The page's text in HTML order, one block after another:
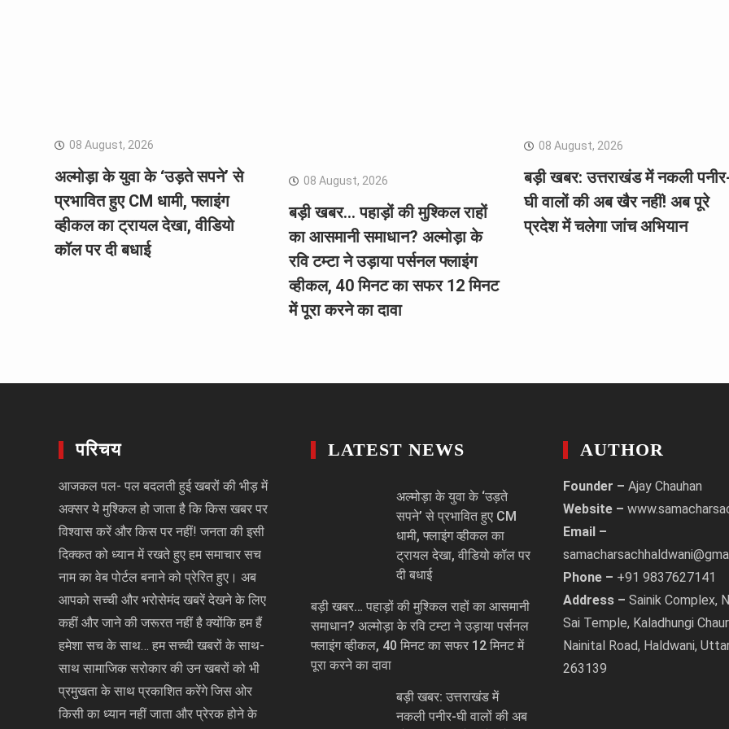
08 August, 2026
अल्मोड़ा के युवा के ‘उड़ते सपने’ से
प्रभावित हुए CM धामी, फ्लाइंग
व्हीकल का ट्रायल देखा, वीडियो
कॉल पर दी बधाई
08 August, 2026
बड़ी खबर… पहाड़ों की मुश्किल राहों
का आसमानी समाधान? अल्मोड़ा के
रवि टम्टा ने उड़ाया पर्सनल फ्लाइंग
व्हीकल, 40 मिनट का सफर 12 मिनट
में पूरा करने का दावा
08 August, 2026
बड़ी खबर: उत्तराखंड में नकली
घी वालों की अब खैर नहीं! अब पूरे
प्रदेश में चलेगा जांच अभियान
परिचय
आजकल पल- पल बदलती हुई खबरों की भीड़ में
अक्सर ये मुश्किल हो जाता है कि किस खबर पर
विश्वास करें और किस पर नहीं! जनता की इसी
दिक्कत को ध्यान में रखते हुए हम समाचार सच
नाम का वेब पोर्टल बनाने को प्रेरित हुए। अब
आपको सच्ची और भरोसेमंद खबरें देखने के लिए
कहीं और जाने की जरूरत नहीं है क्योंकि हम हैं
हमेशा सच के साथ… हम सच्ची खबरों के साथ-
साथ सामाजिक सरोकार की उन खबरों को भी
प्रमुखता के साथ प्रकाशित करेंगे जिस ओर
किसी का ध्यान नहीं जाता और प्रेरक होने के
LATEST NEWS
अल्मोड़ा के युवा के ‘उड़ते
सपने’ से प्रभावित हुए CM
धामी, फ्लाइंग व्हीकल का
ट्रायल देखा, वीडियो कॉल पर
दी बधाई
बड़ी खबर… पहाड़ों की मुश्किल राहों का आसमानी
समाधान? अल्मोड़ा के रवि टम्टा ने उड़ाया पर्सनल
फ्लाइंग व्हीकल, 40 मिनट का सफर 12 मिनट में
पूरा करने का दावा
बड़ी खबर: उत्तराखंड में
नकली पनीर-घी वालों की अब
AUTHOR
Founder – Ajay Chauhan
Website –
Email –
Phone – +91 9837627141
Address – Sainik Complex,
Sai Temple, Kaladhungi
Nainital Road, Haldwani,
263139